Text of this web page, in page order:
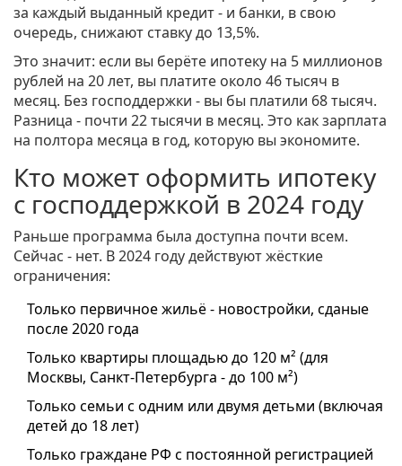
за каждый выданный кредит - и банки, в свою
очередь, снижают ставку до 13,5%.
Это значит: если вы берёте ипотеку на 5 миллионов
рублей на 20 лет, вы платите около 46 тысяч в
месяц. Без господдержки - вы бы платили 68 тысяч.
Разница - почти 22 тысячи в месяц. Это как зарплата
на полтора месяца в год, которую вы экономите.
Кто может оформить ипотеку
с господдержкой в 2024 году
Раньше программа была доступна почти всем.
Сейчас - нет. В 2024 году действуют жёсткие
ограничения:
Только первичное жильё - новостройки, сданые
после 2020 года
Только квартиры площадью до 120 м² (для
Москвы, Санкт-Петербурга - до 100 м²)
Только семьи с одним или двумя детьми (включая
детей до 18 лет)
Только граждане РФ с постоянной регистрацией